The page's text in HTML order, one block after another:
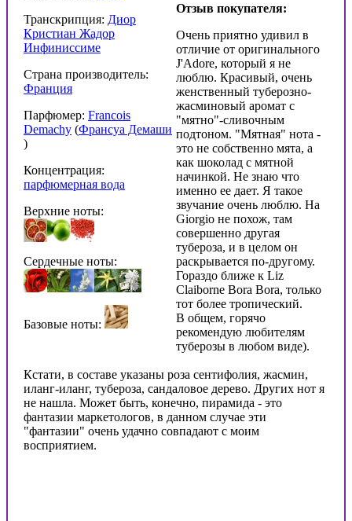
Транскрипция: Диор
Кристиан Жадор
Инфиниссиме
Страна производитель:
Франция
Парфюмер: Francois
Demachy (Франсуа Демаши
)
Концентрация:
парфюмерная вода
Верхние ноты:
Сердечные ноты:
Базовые ноты:
Отзыв покупателя:
Очень приятно удивил в
отличие от оригинального
J'Adore, который я не
люблю. Красивый, очень
женственный туберозно-
жасминовый аромат с
"мятно"-сливочным
подтоном. "Мятная" нота -
это не собственно мята, а
как шоколад с мятной
начинкой. Не знаю что
именно ее дает. Я такое
звучание очень люблю. На
Giorgio не похож, там
совершенно другая
тубероза, и в целом он
раскрывается по-другому.
Гораздо ближе к Liz
Claiborne Bora Bora, только
тот более тропический.
В общем, горячо
рекомендую любителям
туберозы в любом виде).
Кстати, в составе указаны роза сентифолия, жасмин,
иланг-иланг, тубероза, сандаловое дерево. Других нот я
не нашла. Может быть, конечно, пирамида - это
фантазии маркетологов, в данном случае эти
"фантазии" очень удачно совпадают с моим
восприятием.